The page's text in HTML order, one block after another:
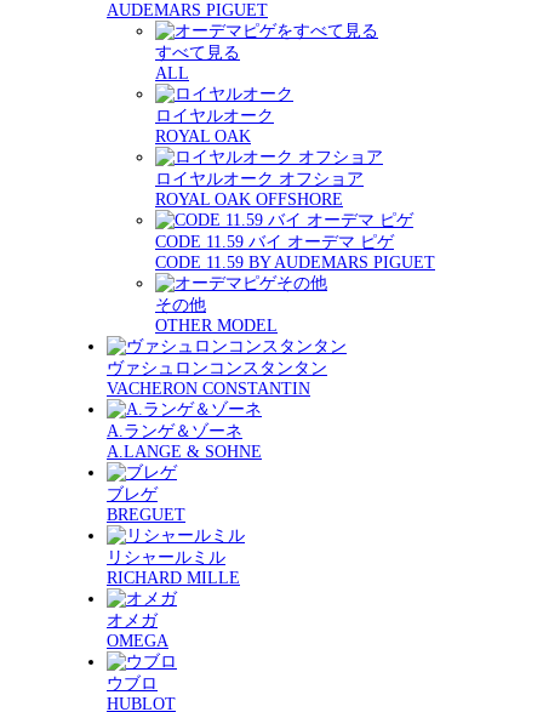
AUDEMARS PIGUET
すべて見る
ALL
ロイヤルオーク
ROYAL OAK
ロイヤルオーク オフショア
ROYAL OAK OFFSHORE
CODE 11.59 バイ オーデマ ピゲ
CODE 11.59 BY AUDEMARS PIGUET
その他
OTHER MODEL
ヴァシュロンコンスタンタン
VACHERON CONSTANTIN
A.ランゲ＆ゾーネ
A.LANGE & SOHNE
ブレゲ
BREGUET
リシャールミル
RICHARD MILLE
オメガ
OMEGA
ウブロ
HUBLOT